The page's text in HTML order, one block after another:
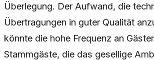
Überlegung. Der Aufwand, die
Übertragungen in guter Qualität
könnte die hohe Frequenz an
Stammgäste, die das gesellige